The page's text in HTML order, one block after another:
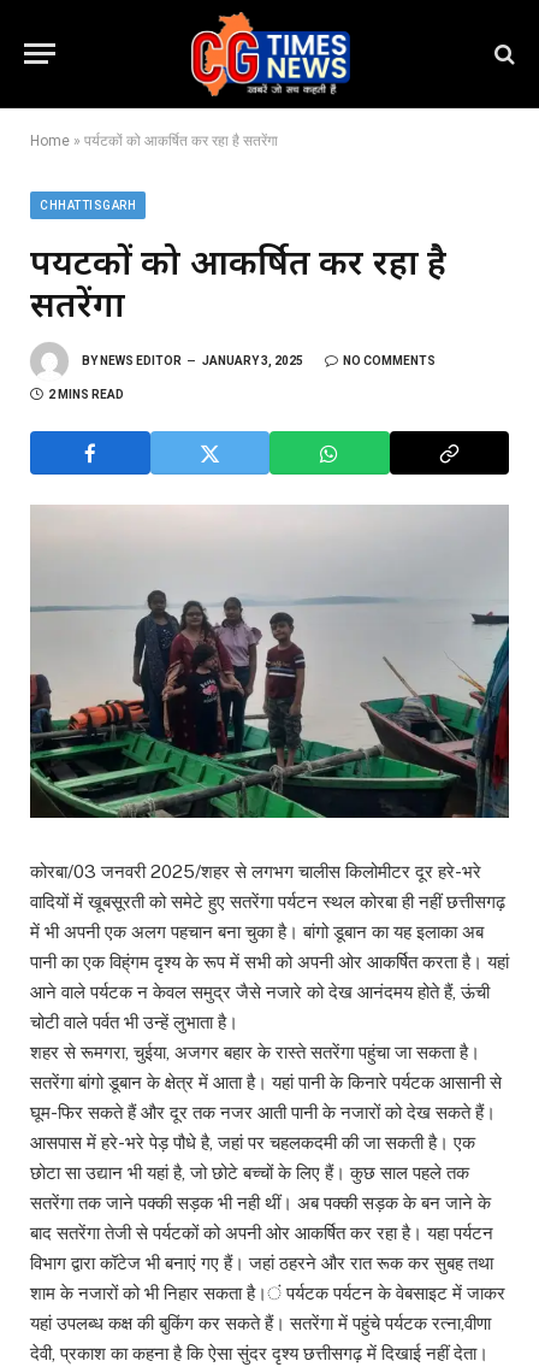
Home » पर्यटकों को आकर्षित कर रहा है सतरेंगा
CHHATTISGARH
पर्यटकों को आकर्षित कर रहा है
सतरेंगा
BY NEWS EDITOR JANUARY 3, 2025 NO COMMENTS
2 MINS READ
कोरबा/03 जनवरी 2025/शहर से लगभग चालीस किलोमीटर दूर हरे-भरे
वादियों में खूबसूरती को समेटे हुए सतरेंगा पर्यटन स्थल कोरबा ही नहीं छत्तीसगढ़
में भी अपनी एक अलग पहचान बना चुका है। बांगो डूबान का यह इलाका अब
पानी का एक विह्ंगम दृश्य के रूप में सभी को अपनी ओर आकर्षित करता है। यहां
आने वाले पर्यटक न केवल समुद्र जैसे नजारे को देख आनंदमय होते हैं, ऊंची
चोटी वाले पर्वत भी उन्हें लुभाता है।
शहर से रूमगरा, चुईया, अजगर बहार के रास्ते सतरेंगा पहुंचा जा सकता है।
सतरेंगा बांगो डूबान के क्षेत्र में आता है। यहां पानी के किनारे पर्यटक आसानी से
घूम-फिर सकते हैं और दूर तक नजर आती पानी के नजारों को देख सकते हैं।
आसपास में हरे-भरे पेड़ पौधे है, जहां पर चहलकदमी की जा सकती है। एक
छोटा सा उद्यान भी यहां है, जो छोटे बच्चों के लिए हैं। कुछ साल पहले तक
सतरेंगा तक जाने पक्की सड़क भी नही थीं। अब पक्की सड़क के बन जाने के
बाद सतरेंगा तेजी से पर्यटकों को अपनी ओर आकर्षित कर रहा है। यहा पर्यटन
विभाग द्वारा कॉटेज भी बनाएं गए हैं। जहां ठहरने और रात रूक कर सुबह तथा
शाम के नजारों को भी निहार सकता है।ं पर्यटक पर्यटन के वेबसाइट में जाकर
यहां उपलब्ध कक्ष की बुकिंग कर सकते हैं। सतरेंगा में पहुंचे पर्यटक रत्ना,वीणा
देवी, प्रकाश का कहना है कि ऐसा सुंदर दृश्य छत्तीसगढ़ में दिखाई नहीं देता।